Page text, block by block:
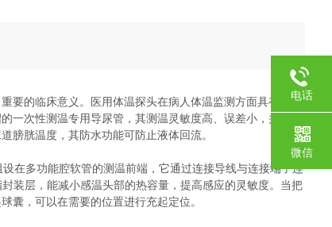
要的临床意义。医用体温探头在病人体温监测方面具有高精
一次性测温专用导尿管，其测温灵敏度高、误差小，并且能
膀胱温度，其防水功能可防止液体回流。
多功能腔软管的测温前端，它通过连接导线与连接端子连
装层，能减小感温头部的热容量，提高感应的灵敏度。当把
囊，可以在需要的位置进行充起定位。
电话
微信